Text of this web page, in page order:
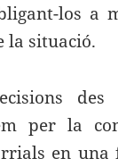
los a
la situació.
per la
en